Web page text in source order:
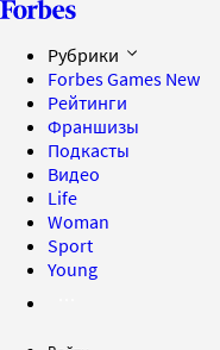
Рубрики
Forbes Games New
Рейтинги
Франшизы
Подкасты
Видео
Life
Woman
Sport
Young